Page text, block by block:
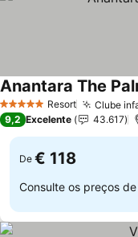
5 Estrelas Resort Clube
Anantara The
9,2 Excelente 43.617
De € 118
Consulte os preços de